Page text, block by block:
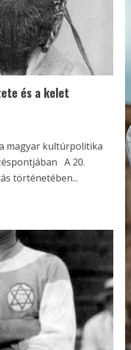
és a kelet
magyar kultúrpolitika
A 20.
történetében...